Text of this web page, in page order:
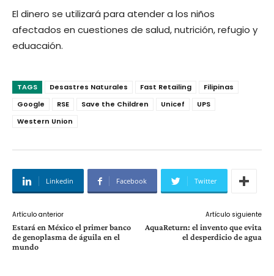
El dinero se utilizará para atender a los niños
afectados en cuestiones de salud, nutrición, refugio y
eduacaión.
TAGS Desastres Naturales Fast Retailing
Filipinas
Google
RSE Save the Children Unicef
UPS
Western Union
Linkedin Facebook Twitter
Artículo anterior
Estará en México el primer banco
de genoplasma de águila en el
mundo
Artículo siguiente
AquaReturn: el invento que evita
el desperdicio de agua